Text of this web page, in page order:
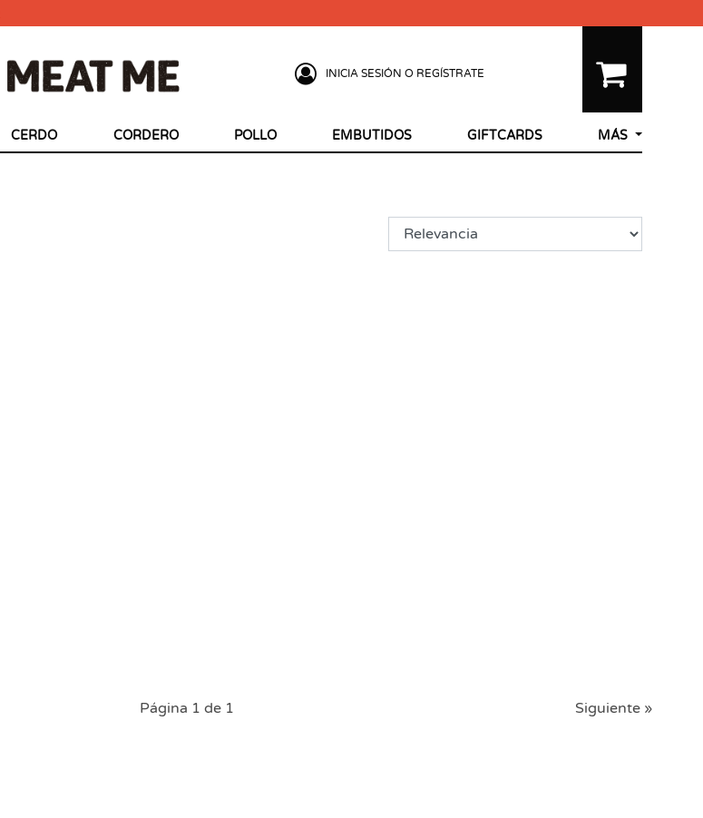
INICIA SESIÓN O REGÍSTRATE
CERDO CORDERO POLLO EMBUTIDOS GIFTCARDS MÁS
Página 1 de 1 Siguiente »